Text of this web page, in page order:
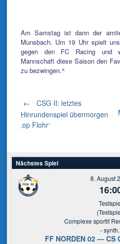
Am Samstag ist dann der
Munsbach. Um 19 Uhr spielt
gegen den FC Racing und
Mannschaft diese Saison den
zu bezwingen.^
Post
navigation
←
CSG II: letztes
Hinrundenspiel übermorgen
‚op Flohr‘
Nächstes Spiel
8. August
Complexe sportif
-
FF NORDEN 02 — CS